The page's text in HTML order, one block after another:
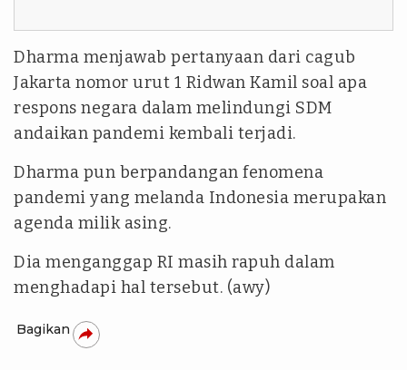
Dharma menjawab pertanyaan dari cagub
Jakarta nomor urut 1 Ridwan Kamil soal apa
respons negara dalam melindungi SDM
andaikan pandemi kembali terjadi.
Dharma pun berpandangan fenomena
pandemi yang melanda Indonesia merupakan
agenda milik asing.
Dia menganggap RI masih rapuh dalam
menghadapi hal tersebut. (awy)
Bagikan